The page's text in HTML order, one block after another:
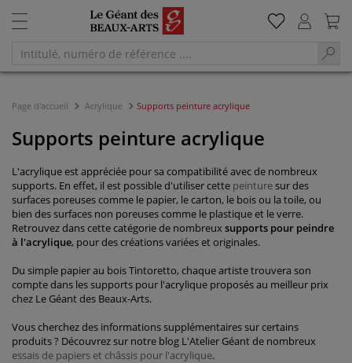
Page d'accueil Acrylique Supports peinture acrylique
Supports peinture acrylique
L'acrylique est appréciée pour sa compatibilité avec de nombreux
supports. En effet, il est possible d'utiliser cette peinturesur des
surfaces poreuses comme le papier, le carton, le bois ou la toile, ou
bien des surfaces non poreuses comme le plastique et le verre.
Retrouvez dans cette catégorie de nombreuxsupports pour peindre
à l'acrylique, pour des créations variées et originales.
Du simple papier au bois Tintoretto, chaque artiste trouvera son
compte dans les supports pour l'acrylique proposés au meilleur prix
chez Le Géant des Beaux-Arts.
Vous cherchez des informations supplémentaires sur certains
produits ? Découvrez sur notre blog L'Atelier Géant de nombreux
essais de papiers et châssis pour l'acrylique.